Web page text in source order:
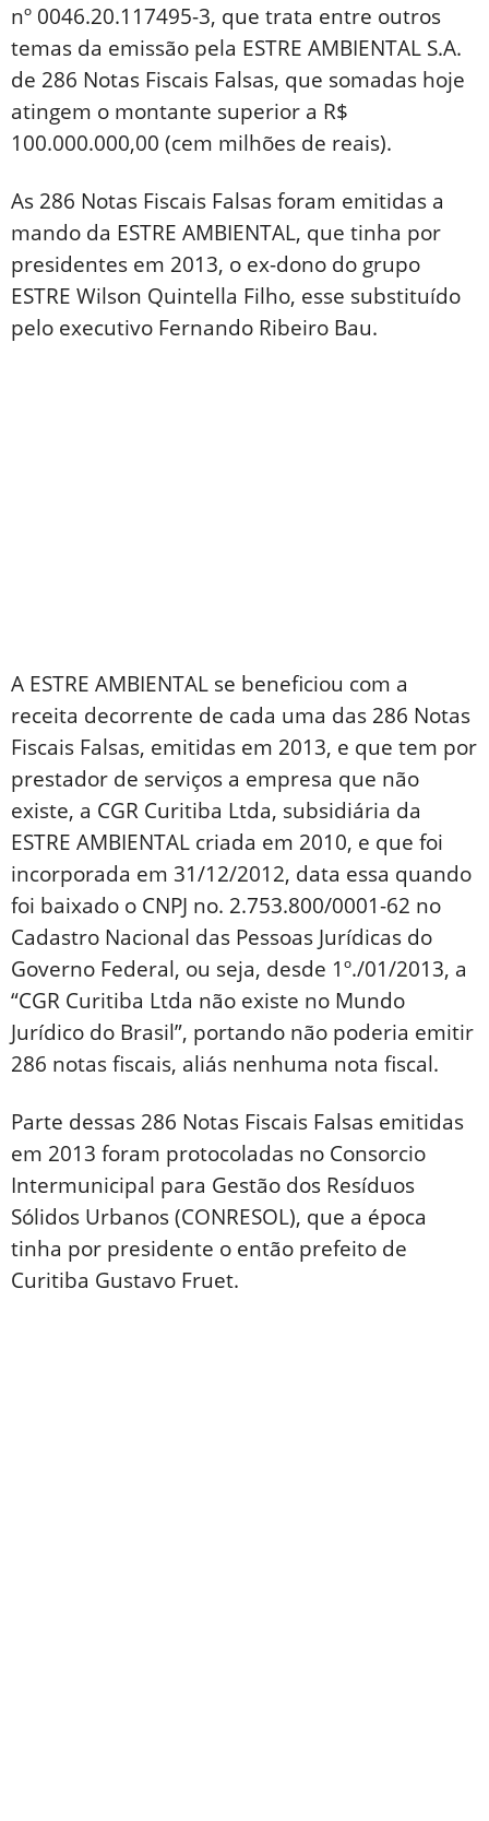
nº 0046.20.117495-3, que trata entre outros
temas da emissão pela ESTRE AMBIENTAL S.A.
de 286 Notas Fiscais Falsas, que somadas hoje
atingem o montante superior a R$
100.000.000,00 (cem milhões de reais).
As 286 Notas Fiscais Falsas foram emitidas a
mando da ESTRE AMBIENTAL, que tinha por
presidentes em 2013, o ex-dono do grupo
ESTRE Wilson Quintella Filho, esse substituído
pelo executivo Fernando Ribeiro Bau.
A ESTRE AMBIENTAL se beneficiou com a
receita decorrente de cada uma das 286 Notas
Fiscais Falsas, emitidas em 2013, e que tem por
prestador de serviços a empresa que não
existe, a CGR Curitiba Ltda, subsidiária da
ESTRE AMBIENTAL criada em 2010, e que foi
incorporada em 31/12/2012, data essa quando
foi baixado o CNPJ no. 2.753.800/0001-62 no
Cadastro Nacional das Pessoas Jurídicas do
Governo Federal, ou seja, desde 1º./01/2013, a
“CGR Curitiba Ltda não existe no Mundo
Jurídico do Brasil”, portando não poderia emitir
286 notas fiscais, aliás nenhuma nota fiscal.
Parte dessas 286 Notas Fiscais Falsas emitidas
em 2013 foram protocoladas no Consorcio
Intermunicipal para Gestão dos Resíduos
Sólidos Urbanos (CONRESOL), que a época
tinha por presidente o então prefeito de
Curitiba Gustavo Fruet.